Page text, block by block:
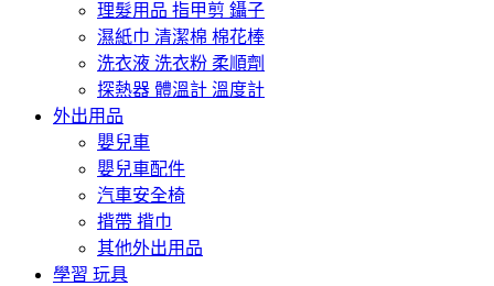
理髮用品 指甲剪 鑷子
濕紙巾 清潔棉 棉花棒
洗衣液 洗衣粉 柔順劑
探熱器 體溫計 溫度計
外出用品
嬰兒車
嬰兒車配件
汽車安全椅
揹帶 揹巾
其他外出用品
學習 玩具